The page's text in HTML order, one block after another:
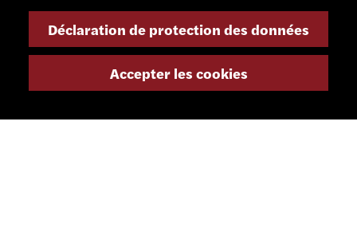
CH - 2735 Bévilard
info@smsa.ch
Déclaration de protection des données
Accepter les cookies